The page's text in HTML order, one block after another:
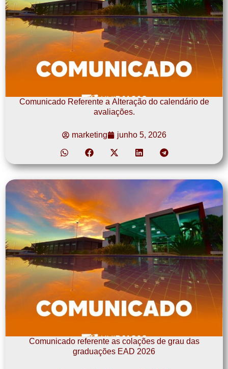
Comunicado Referente a Alteração do calendário de
avaliações.
marketing junho 5, 2026
Comunicado referente as colações de grau das
graduações EAD 2026